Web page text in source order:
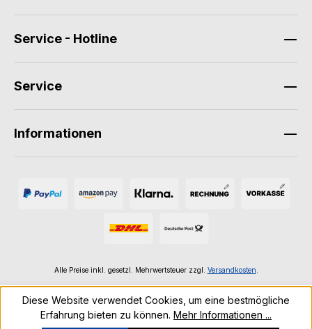
Service - Hotline
Service
Informationen
Alle Preise inkl. gesetzl. Mehrwertsteuer zzgl. Versandkosten
Diese Website verwendet Cookies, um eine bestmögliche
Erfahrung bieten zu können. Mehr Informationen ...